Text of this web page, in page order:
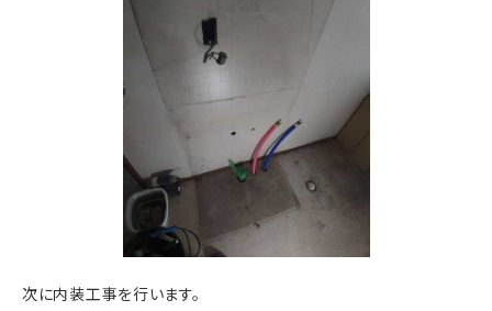
次に内装工事を行います。